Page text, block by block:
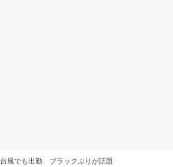
台風でも出勤 ブラックぶりが話題